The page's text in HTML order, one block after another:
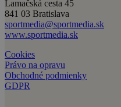
Lamačská cesta 45
841 03 Bratislava
sportmedia@sportmedia.sk
www.sportmedia.sk
Cookies
Právo na opravu
Obchodné podmienky
GDPR